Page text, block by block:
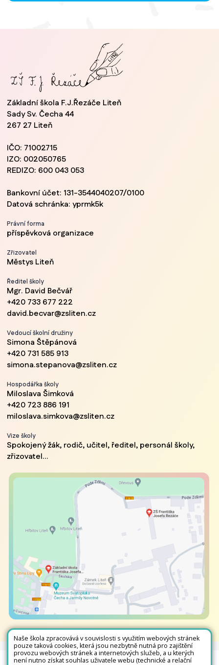
Základní škola F.J.Řezáče Liteň
Sady Sv. Čecha 44
267 27 Liteň
IČO: 71002715
IZO: 002050765
REDIZO: 600 043 053
Bankovní účet: 131-3544040207/0100
Datová schránka: yprmk5k
Právní forma
příspěvková organizace
Zřizovatel
Městys Liteň
Ředitel školy
Mgr. David Bečvář
+420 733 677 222
david.becvar@zsliten.cz
Vedoucí školní družiny
Simona Štěpánová
+420 731 585 913
simona.stepanova@zsliten.cz
Hospodářka školy
Miloslava Šimková
+420 723 886 191
miloslava.simkova@zsliten.cz
Vize školy
Spokojený žák, rodič, učitel, ředitel, personál školy,
zřizovatel...
Všechna práva vyhrazena. Copyright © 2026 |Mapa stránek|Kontakty
Naše škola zpracovává v souvislosti s využitím webových stránek
pouze taková cookies, která jsou nezbytně nutná pro zajištění
provozu webových stránek a internetových služeb, a u kterých
není nutno získat souhlas uživatele webu (technické a relační